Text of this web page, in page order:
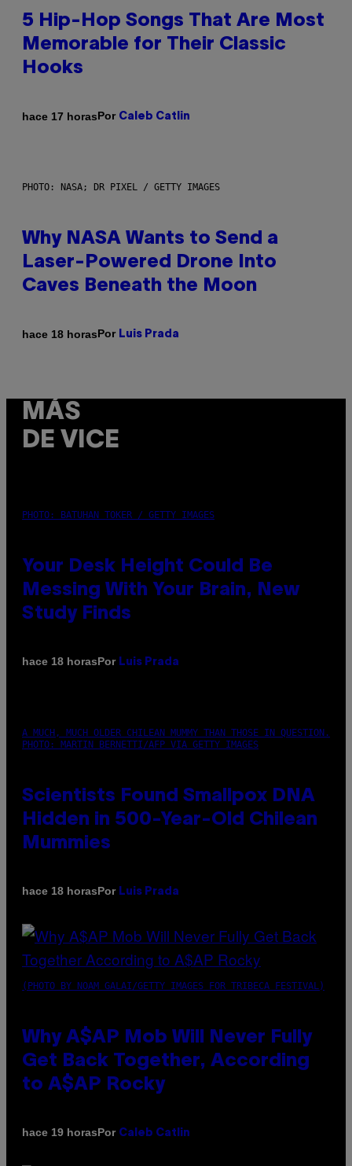
5 Hip-Hop Songs That Are Most
Memorable for Their Classic
Hooks
hace 17 horasPor Caleb Catlin
PHOTO: NASA; DR PIXEL / GETTY IMAGES
Why NASA Wants to Send a
Laser-Powered Drone Into
Caves Beneath the Moon
hace 18 horasPor Luis Prada
MÁS
DE VICE
PHOTO: BATUHAN TOKER / GETTY IMAGES
Your Desk Height Could Be
Messing With Your Brain, New
Study Finds
hace 18 horasPor Luis Prada
A MUCH, MUCH OLDER CHILEAN MUMMY THAN THOSE IN QUESTION.
PHOTO: MARTIN BERNETTI/AFP VIA GETTY IMAGES
Scientists Found Smallpox DNA
Hidden in 500-Year-Old Chilean
Mummies
hace 18 horasPor Luis Prada
(PHOTO BY NOAM GALAI/GETTY IMAGES FOR TRIBECA FESTIVAL)
Why A$AP Mob Will Never Fully
Get Back Together, According
to A$AP Rocky
hace 19 horasPor Caleb Catlin